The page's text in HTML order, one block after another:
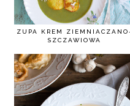
ZUPA KREM
SZCZAWIOWA